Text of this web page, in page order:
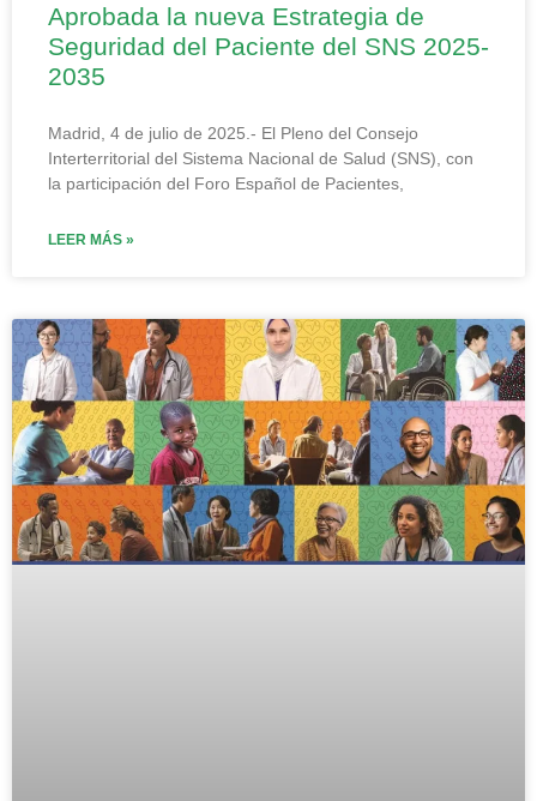
Aprobada la nueva Estrategia de
Seguridad del Paciente del SNS 2025-
2035
Madrid, 4 de julio de 2025.- El Pleno del Consejo
Interterritorial del Sistema Nacional de Salud (SNS), con
la participación del Foro Español de Pacientes,
LEER MÁS »